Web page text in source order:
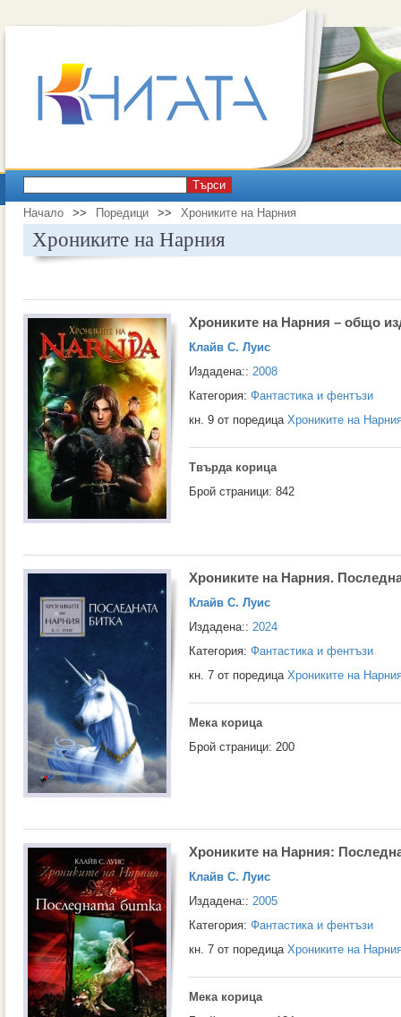
Търси
Начало >> Поредици >> Хрониките на Нарния
Хрониките на Нарния
Хрониките на Нарния – общо
Клайв С. Луис
Издадена:: 2008
Категория: Фантастика и фентъзи
кн. 9 от поредица Хрониките на
Твърда корица
Брой страници: 842
Хрониките на Нарния.
Клайв С. Луис
Издадена:: 2024
Категория: Фантастика и фентъзи
кн. 7 от поредица Хрониките на
Мека корица
Брой страници: 200
Хрониките на Нарния:
Клайв С. Луис
Издадена:: 2005
Категория: Фантастика и фентъзи
кн. 7 от поредица Хрониките на
Мека корица